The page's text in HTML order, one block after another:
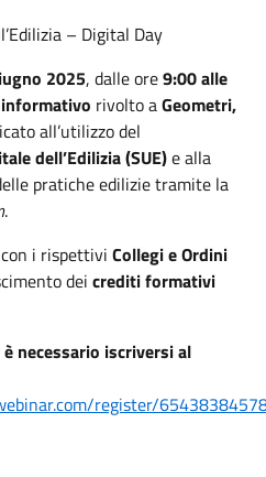
– Digital Day
2025, dalle ore9:00 alle
rivolto aGeometri,
all’utilizzo del
dell’Edilizia (SUE)e alla
pratiche edilizie tramite la
.
i rispettivi Collegi e Ordini
dei crediti formativi
necessario iscriversi al
register/